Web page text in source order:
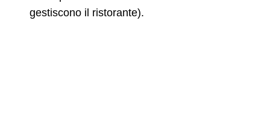
gestiscono il ristorante).